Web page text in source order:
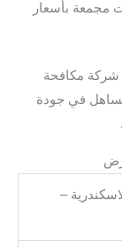
مجمعة بأسعار
شركة مكافحة
في جودة
–